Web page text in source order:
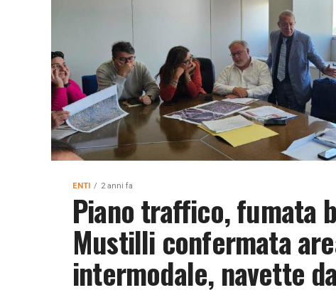
ENTI 2 anni fa
Piano traffico, fumata
Mustilli confermata
intermodale, navette